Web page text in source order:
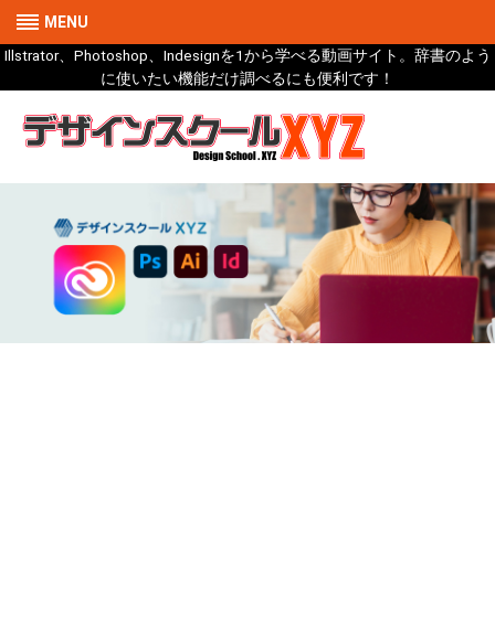
MENU
Illstrator、Photoshop、Indesignを1から学べる動画サイト。辞書のよう
に使いたい機能だけ調べるにも便利です！